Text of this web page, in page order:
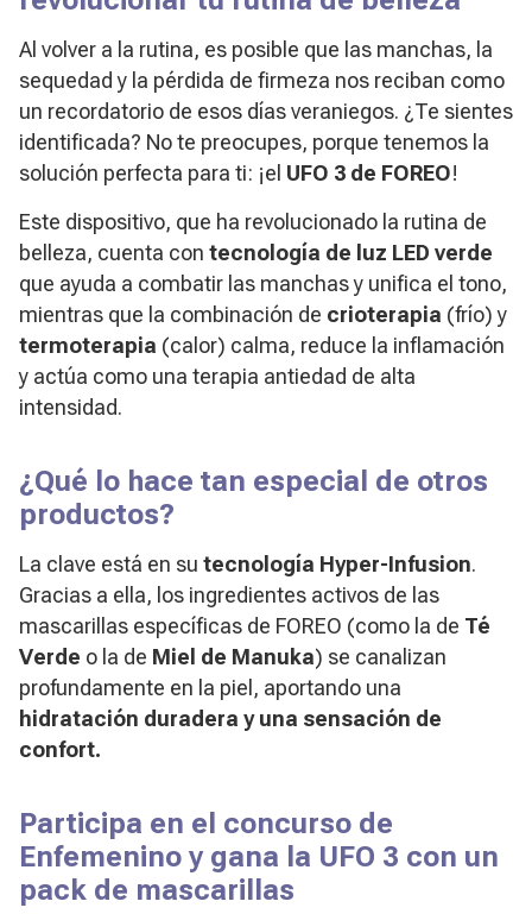
Al volver a la rutina, es posible que las manchas, la
sequedad y la pérdida de firmeza nos reciban como
un recordatorio de esos días veraniegos. ¿Te sientes
identificada? No te preocupes, porque tenemos la
solución perfecta para ti: ¡el UFO 3 de FOREO!
Este dispositivo, que ha revolucionado la rutina de
belleza, cuenta con tecnología de luz LED verde
que ayuda a combatir las manchas y unifica el tono,
mientras que la combinación de crioterapia (frío) y
termoterapia (calor) calma, reduce la inflamación
y actúa como una terapia antiedad de alta
intensidad.
¿Qué lo hace tan especial de otros
productos?
La clave está en su tecnología Hyper-Infusion.
Gracias a ella, los ingredientes activos de las
mascarillas específicas de FOREO (como la de Té
Verde o la de Miel de Manuka) se canalizan
profundamente en la piel, aportando una
hidratación duradera y una sensación de
confort.
Participa en el concurso de
Enfemenino y gana la UFO 3 con un
pack de mascarillas